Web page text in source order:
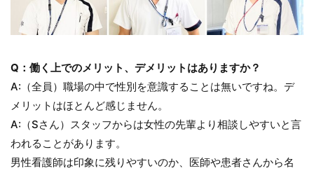
Q：働く上でのメリット、デメリットはありますか？
A:（全員）職場の中で性別を意識することは無いですね。デ
メリットはほとんど感じません。
A:（Sさん）スタッフからは女性の先輩より相談しやすいと言
われることがあります。
男性看護師は印象に残りやすいのか、医師や患者さんから名